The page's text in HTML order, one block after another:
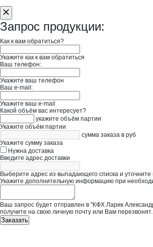
Запрос продукции:
Как к вам обратиться?
Укажите как к вам обратиться
Ваш телефон:
Укажите ваш телефон
Ваш e-mail:
Укажите ваш e-mail
Какой объём вас интересует?
укажите объём партии
Укажите объём партии
сумма заказа в руб
Укажите сумму заказа
Нужна доставка
Введите адрес доставки
Выберите адрес из выпадающего списка и
Укажите дополнительную информацию при
Ваш запрос будет отправлен в "КФХ Ларик
получите на свою личную почту или Вам перезвонят.
Заказать